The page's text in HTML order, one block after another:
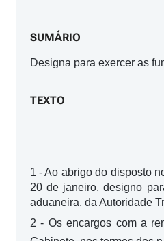
SUMÁRIO
Designa para exercer as
TEXTO
1 - Ao abrigo do disposto
20 de janeiro, designo
aduaneira, da Autoridade
2 - Os encargos com a